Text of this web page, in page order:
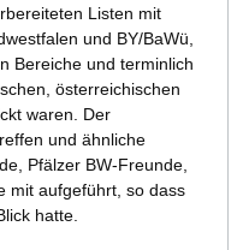
Listen mit
und BY/BaWü,
Bereiche und terminlich
österreichischen
waren. Der
und ähnliche
Pfälzer BW-Freunde,
mit aufgeführt, so dass
hatte.